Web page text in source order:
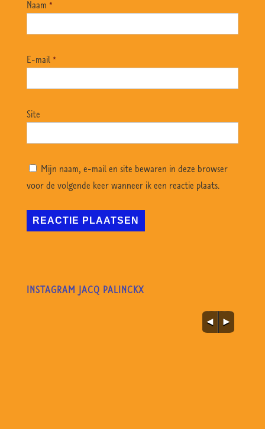
Naam *
E-mail *
Site
Mijn naam, e-mail en site bewaren in deze browser
voor de volgende keer wanneer ik een reactie plaats.
INSTAGRAM JACQ PALINCKX